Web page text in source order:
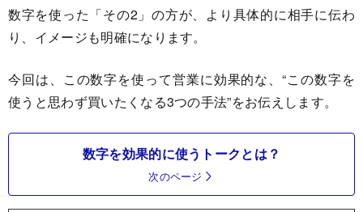
数字を使った「その2」の方が、より具体的に相手に伝わ
り、イメージも明確になります。
今回は、この数字を使って営業に効果的な、“この数字を
使うと思わず買いたくなる3つの手法”をお伝えします。
数字を効果的に使うトークとは？
次のページ